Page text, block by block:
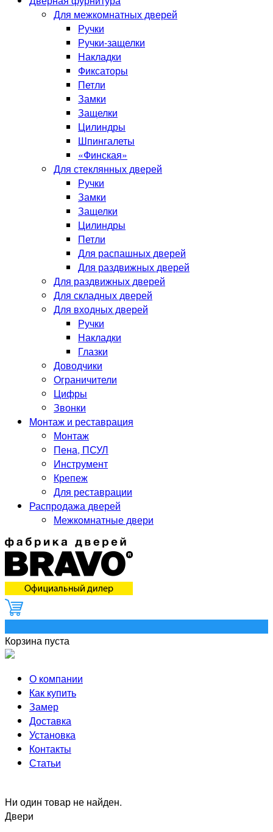
Для межкомнатных дверей
Ручки
Ручки-защелки
Накладки
Фиксаторы
Петли
Замки
Защелки
Цилиндры
Шпингалеты
«Финская»
Для стеклянных дверей
Ручки
Замки
Защелки
Цилиндры
Петли
Для распашных дверей
Для раздвижных дверей
Для раздвижных дверей
Для складных дверей
Для входных дверей
Ручки
Накладки
Глазки
Доводчики
Ограничители
Цифры
Звонки
Монтаж и реставрация
Монтаж
Пена, ПСУЛ
Инструмент
Крепеж
Для реставрации
Распродажа дверей
Межкомнатные двери
Корзина пуста
О компании
Как купить
Замер
Доставка
Установка
Контакты
Статьи
Ни один товар не найден.
Двери